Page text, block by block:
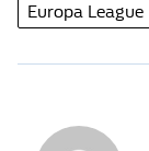
Europa League